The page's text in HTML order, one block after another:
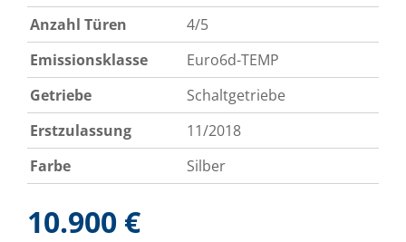
Anzahl Türen
4/5
Emissionsklasse
Euro6d-TEMP
Getriebe
Schaltgetriebe
Erstzulassung
11/2018
Farbe
Silber
10.900 €